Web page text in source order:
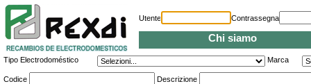
Chi siamo
Utente Contrassegna
Tipo Electrodoméstico Marca
Codice Descrizione